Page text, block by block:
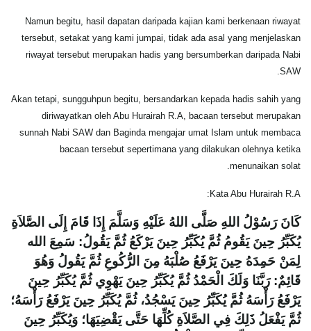
Namun begitu, hasil dapatan daripada kajian kami berkenaan riwayat
tersebut, setakat yang kami jumpai, tidak ada asal yang menjelaskan
riwayat tersebut merupakan hadis yang bersumberkan daripada Nabi
SAW.
Akan tetapi, sungguhpun begitu, bersandarkan kepada hadis sahih yang
diriwayatkan oleh Abu Hurairah R.A, bacaan tersebut merupakan
sunnah Nabi SAW dan Baginda mengajar umat Islam untuk membaca
bacaan tersebut sepertimana yang dilakukan olehnya ketika
menunaikan solat.
Kata Abu Hurairah R.A:
كَانَ رَسُوْلُ اللهِ صَلَّى اللهُ عَلَيْهِ وَسَلَّمَ إِذَا قَامَ إِلَى الصَّلاَةِ
يُكَبِّرُ حِينَ يَقُومُ ثُمَّ يُكَبِّرُ حِينَ يَرْكَعُ ثُمَّ يَقُولُ: سَمِعَ الله
لِمَنْ حَمِدَهُ حِينَ يَرْفَعُ صُلْبَهُ مِنَ الرُّكُوعِ ثُمَّ يَقُولُ وَهُوَ
قَائِمٌ: رَبَّنَا وَلَكَ الْحَمْدُ ثُمَّ يُكَبِّرُ حِينَ يَهْوِي ثُمَّ يُكَبِّرُ حِينَ
يَرْفَعُ رَأْسَهُ ثُمَّ يُكَبِّرُ حِينَ يَسْجُدُ، ثُمَّ يُكَبِّرُ حِينَ يَرْفَعُ رَأْسَهُ؛
ثُمَّ يَفْعَلُ ذَلِكَ فِي الصَّلاَةِ كُلِّهَا حَتَّى يَقْضِيَهَا؛ وَيُكَبِّرُ حِينَ